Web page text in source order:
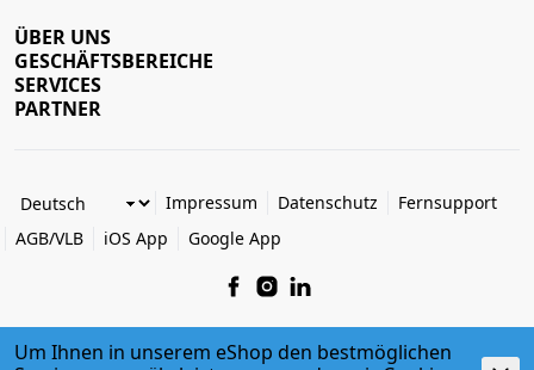
ÜBER UNS
GESCHÄFTSBEREICHE
SERVICES
PARTNER
Impressum Datenschutz
Fernsupport
AGB/VLB
iOS App Google App
Um Ihnen in unserem eShop den bestmöglichen